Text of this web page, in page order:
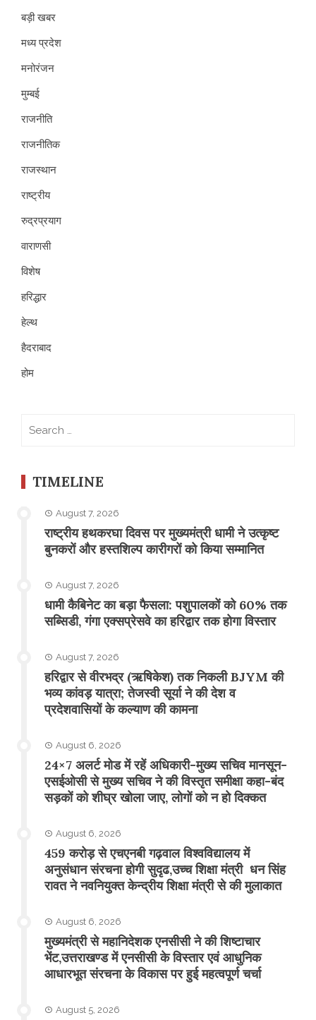
बड़ी खबर
मध्य प्रदेश
मनोरंजन
मुम्बई
राजनीति
राजनीतिक
राजस्थान
राष्ट्रीय
रुद्रप्रयाग
वाराणसी
विशेष
हरिद्धार
हेल्थ
हैदराबाद
होम
TIMELINE
August 7, 2026
राष्ट्रीय हथकरघा दिवस पर मुख्यमंत्री धामी ने उत्कृष्ट
बुनकरों और हस्तशिल्प कारीगरों को किया सम्मानित
August 7, 2026
​धामी कैबिनेट का बड़ा फैसला: पशुपालकों को 60% तक
सब्सिडी, गंगा एक्सप्रेसवे का हरिद्वार तक होगा विस्तार
August 7, 2026
​हरिद्वार से वीरभद्र (ऋषिकेश) तक निकली BJYM की
भव्य कांवड़ यात्रा; तेजस्वी सूर्या ने की देश व
प्रदेशवासियों के कल्याण की कामना
August 6, 2026
24×7 अलर्ट मोड में रहें अधिकारी-मुख्य सचिव मानसून-
एसईओसी से मुख्य सचिव ने की विस्तृत समीक्षा कहा-बंद
सड़कों को शीघ्र खोला जाए, लोगों को न हो दिक्कत
August 6, 2026
459 करोड़ से एचएनबी गढ़वाल विश्वविद्यालय में
अनुसंधान संरचना होगी सुदृढ,उच्च शिक्षा मंत्री धन सिंह
रावत ने नवनियुक्त केन्द्रीय शिक्षा मंत्री से की मुलाकात
August 6, 2026
मुख्यमंत्री से महानिदेशक एनसीसी ने की शिष्टाचार
भेंट,उत्तराखण्ड में एनसीसी के विस्तार एवं आधुनिक
आधारभूत संरचना के विकास पर हुई महत्वपूर्ण चर्चा
August 5, 2026